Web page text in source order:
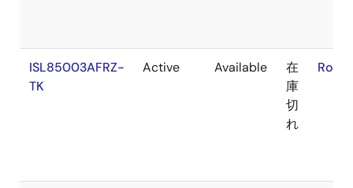
ISL85003AFRZ-
TK
Active Available
在
庫
切
れ